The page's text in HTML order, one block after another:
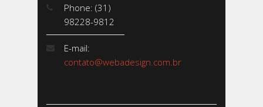
Phone: (31)
98228-9812
E-mail:
contato@webadesign.com.br